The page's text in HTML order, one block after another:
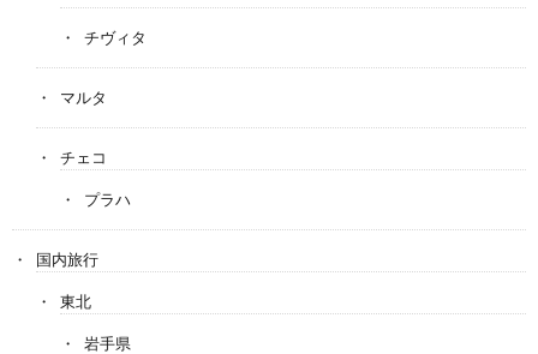
チヴィタ
マルタ
チェコ
プラハ
国内旅行
東北
岩手県